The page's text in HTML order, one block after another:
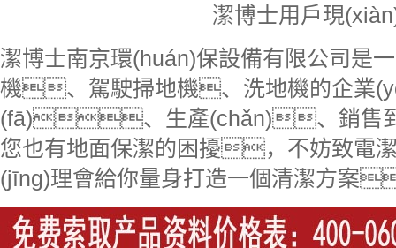
潔博士用戶現
潔博士南京環(huán)保設備有限公司是
機、駕駛掃地機、洗地機的企業
(fā)、生產(chǎn)、銷售
您也有地面保潔的困擾，不妨致電
(jīng)理會給你量身打造一個清潔方案